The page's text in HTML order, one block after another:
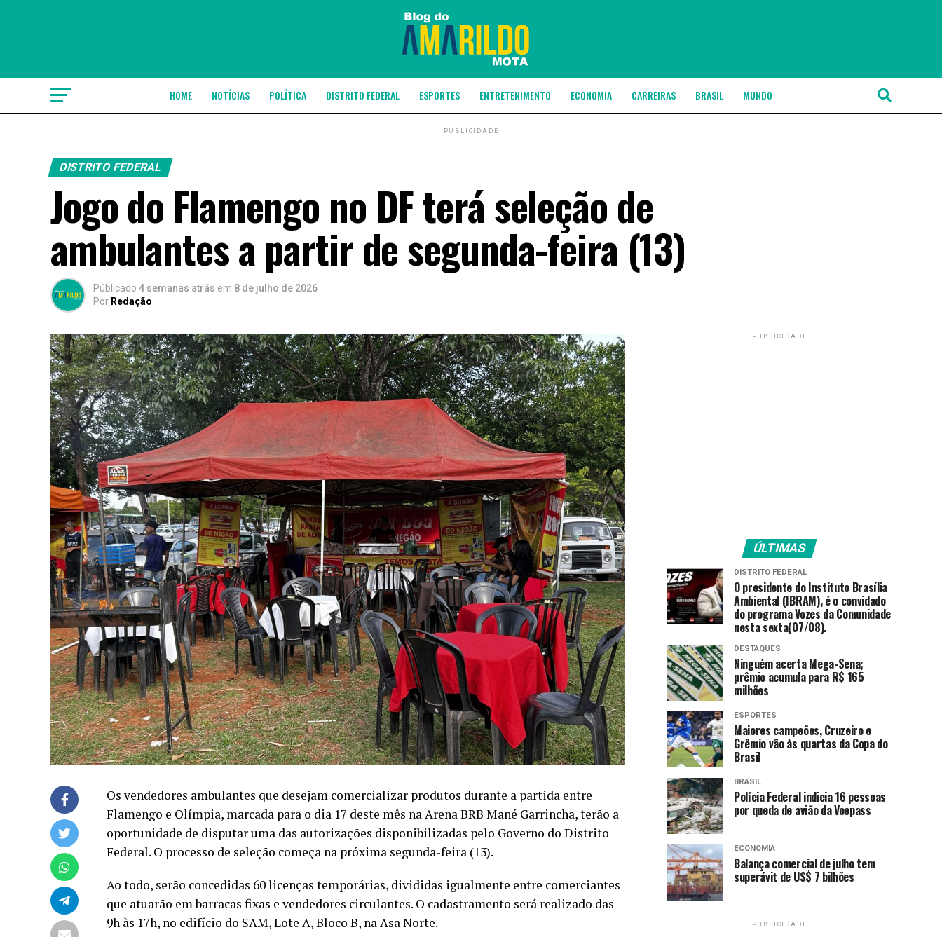
HOME NOTÍCIAS POLÍTICA DISTRITO FEDERAL ESPORTES ENTRETENIMENTO ECONOMIA CARREIRAS BRASIL MUNDO
PUBLICIDADE
DISTRITO FEDERAL
Jogo do Flamengo no DF terá seleção de
ambulantes a partir de segunda-feira (13)
Públicado 4 semanas atrás em 8 de julho de 2026
Por Redação
Os vendedores ambulantes que desejam comercializar produtos durante a partida entre
Flamengo e Olímpia, marcada para o dia 17 deste mês na Arena BRB Mané Garrincha, terão a
oportunidade de disputar uma das autorizações disponibilizadas pelo Governo do Distrito
Federal. O processo de seleção começa na próxima segunda-feira (13).
Ao todo, serão concedidas 60 licenças temporárias, divididas igualmente entre comerciantes
que atuarão em barracas fixas e vendedores circulantes. O cadastramento será realizado das
9h às 17h, no edifício do SAM, Lote A, Bloco B, na Asa Norte.
PUBLICIDADE
ÚLTIMAS
DISTRITO FEDERAL
O presidente do Instituto Brasília
Ambiental (IBRAM), é o convidado
do programa Vozes da Comunidade
nesta sexta(07/08).
DESTAQUES
Ninguém acerta Mega-Sena;
prêmio acumula para R$ 165
milhões
ESPORTES
Maiores campeões, Cruzeiro e
Grêmio vão às quartas da Copa do
Brasil
BRASIL
Polícia Federal indicia 16 pessoas
por queda de avião da Voepass
ECONOMIA
Balança comercial de julho tem
superávit de US$ 7 bilhões
PUBLICIDADE